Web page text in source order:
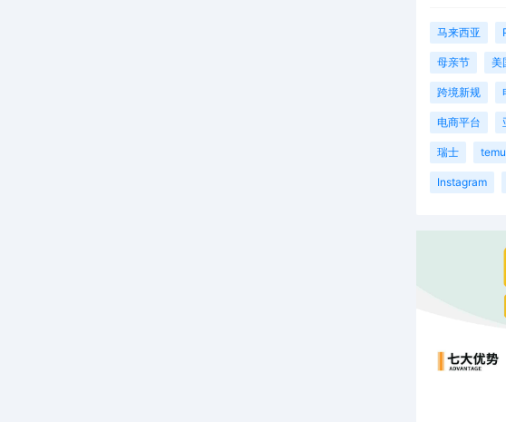
马来西亚
母亲节 美
跨境新规
电商平台
瑞士 temu
Instagram